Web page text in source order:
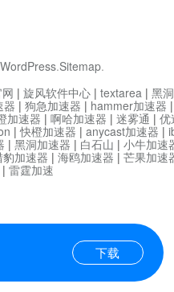
WordPress.Sitemap.
下载
| 旋风软件中心 | textarea | 黑
器 | 狗急加速器 | hammer加速器
加速器 | 啊哈加速器 | 迷雾通 | 优
|快橙加速器 | anycast加速器 |
| 黑洞加速器 | 白石山 | 小牛加速
豹加速器 | 海鸥加速器 | 芒果加速
| 雷霆加速